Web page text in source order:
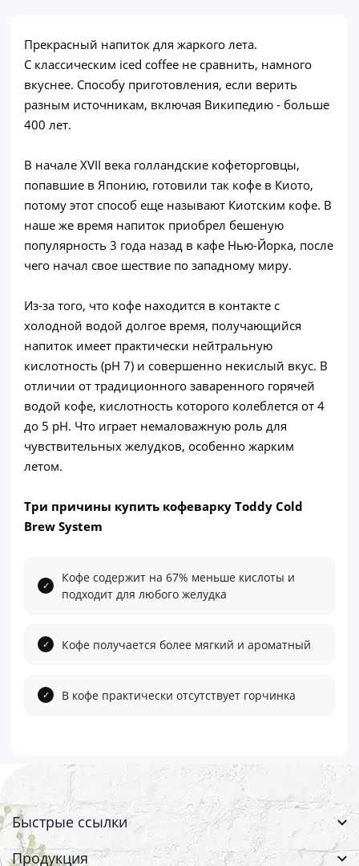
Прекрасный напиток для жаркого лета.
С классическим iced coffee не сравнить, намного
вкуснее. Способу приготовления, если верить
разным источникам, включая Википедию - больше
400 лет.
В начале XVII века голландские кофеторговцы,
попавшие в Японию, готовили так кофе в Киото,
потому этот способ еще называют Киотским кофе. В
наше же время напиток приобрел бешеную
популярность 3 года назад в кафе Нью-Йорка, после
чего начал свое шествие по западному миру.
Из-за того, что кофе находится в контакте с
холодной водой долгое время, получающийся
напиток имеет практически нейтральную
кислотность (pH 7) и совершенно некислый вкус. В
отличии от традиционного заваренного горячей
водой кофе, кислотность которого колеблется от 4
до 5 pH. Что играет немаловажную роль для
чувствительных желудков, особенно жарким
летом.
Три причины купить кофеварку Toddy Cold
Brew System
Кофе содержит на 67% меньше кислоты и
подходит для любого желудка
Кофе получается более мягкий и ароматный
В кофе практически отсутствует горчинка
Быстрые ссылки
Продукция